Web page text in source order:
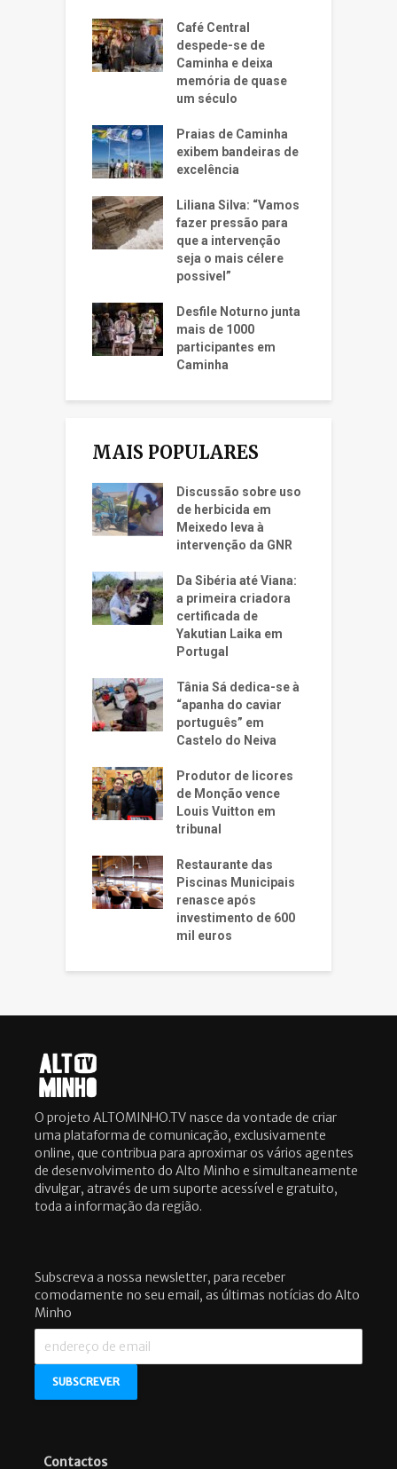
Café Central
despede-se de
Caminha e deixa
memória de quase
um século
Praias de Caminha
exibem bandeiras de
excelência
Liliana Silva: “Vamos
fazer pressão para
que a intervenção
seja o mais célere
possivel”
Desfile Noturno junta
mais de 1000
participantes em
Caminha
MAIS POPULARES
Discussão sobre uso
de herbicida em
Meixedo leva à
intervenção da GNR
Da Sibéria até Viana:
a primeira criadora
certificada de
Yakutian Laika em
Portugal
Tânia Sá dedica-se à
“apanha do caviar
português” em
Castelo do Neiva
Produtor de licores
de Monção vence
Louis Vuitton em
tribunal
Restaurante das
Piscinas Municipais
renasce após
investimento de 600
mil euros
O projeto ALTOMINHO.TV nasce da vontade de criar
uma plataforma de comunicação, exclusivamente
online, que contribua para aproximar os vários agentes
de desenvolvimento do Alto Minho e simultaneamente
divulgar, através de um suporte acessível e gratuito,
toda a informação da região.
Subscreva a nossa newsletter, para receber
comodamente no seu email, as últimas notícias do Alto
Minho
Contactos